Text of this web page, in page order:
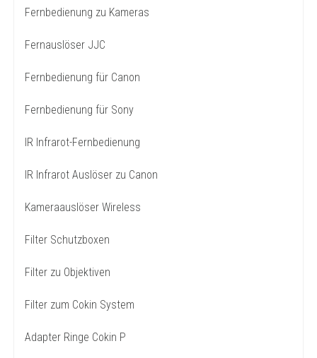
Fernbedienung zu Kameras
Fernauslöser JJC
Fernbedienung für Canon
Fernbedienung für Sony
IR Infrarot-Fernbedienung
IR Infrarot Auslöser zu Canon
Kameraauslöser Wireless
Filter Schutzboxen
Filter zu Objektiven
Filter zum Cokin System
Adapter Ringe Cokin P